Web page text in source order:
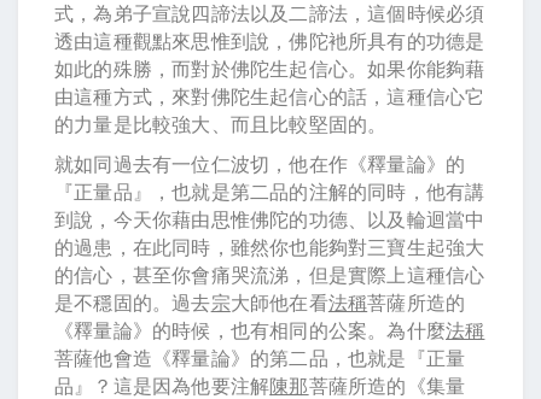
式，為弟子宣說四諦法以及二諦法，這個時候必須
透由這種觀點來思惟到說，佛陀衪所具有的功德是
如此的殊勝，而對於佛陀生起信心。如果你能夠藉
由這種方式，來對佛陀生起信心的話，這種信心它
的力量是比較強大、而且比較堅固的。
就如同過去有一位仁波切，他在作《釋量論》的
『正量品』，也就是第二品的注解的同時，他有講
到說，今天你藉由思惟佛陀的功德、以及輪迴當中
的過患，在此同時，雖然你也能夠對三寶生起強大
的信心，甚至你會痛哭流涕，但是實際上這種信心
是不穩固的。過去宗大師他在看法稱菩薩所造的
《釋量論》的時候，也有相同的公案。為什麼法稱
菩薩他會造《釋量論》的第二品，也就是『正量
品』？這是因為他要注解陳那菩薩所造的《集量